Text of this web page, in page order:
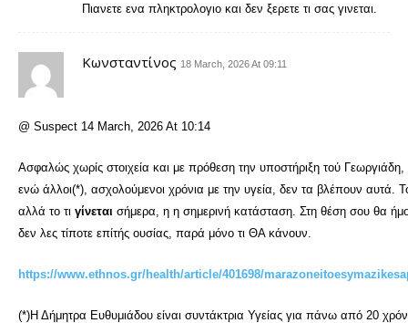
Πιανετε ενα πληκτρολογιο και δεν ξερετε τι σας γινεται.
Κωνσταντίνος 18 March, 2026 At 09:11
@ Suspect 14 March, 2026 At 10:14
Ασφαλώς χωρίς στοιχεία και με πρόθεση την υποστήριξη τού
ενώ άλλοι(*), ασχολούμενοι χρόνια με την υγεία, δεν τα βλέπουν αυτά.
αλλά το τι γίνεται σήμερα, η η σημερινή κατάσταση. Στη θέση σου θα
δεν λες τίποτε επίτής ουσίας, παρά μόνο τι ΘΑ κάνουν.
https://www.ethnos.gr/health/article/401698/
(*)Η Δήμητρα Ευθυμιάδου είναι συντάκτρια Υγείας για πάνω από 20